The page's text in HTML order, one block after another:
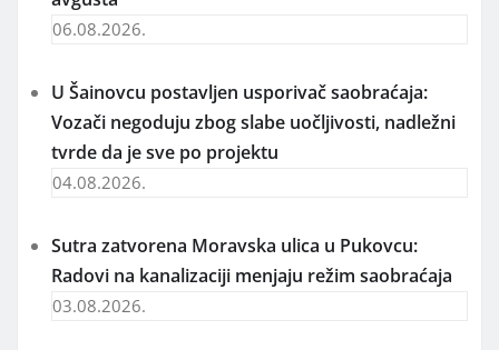
06.08.2026.
U Šainovcu postavljen usporivač saobraćaja:
Vozači negoduju zbog slabe uočljivosti, nadležni
tvrde da je sve po projektu
04.08.2026.
Sutra zatvorena Moravska ulica u Pukovcu:
Radovi na kanalizaciji menjaju režim saobraćaja
03.08.2026.